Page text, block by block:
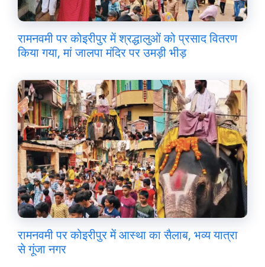
रामनवमी पर कोइरीपुर में श्रद्धालुओं को प्रसाद वितरण
किया गया, मां जालपा मंदिर पर उमड़ी भीड़
रामनवमी पर कोइरीपुर में आस्था का सैलाब, भव्य यात्रा
से गूंजा नगर